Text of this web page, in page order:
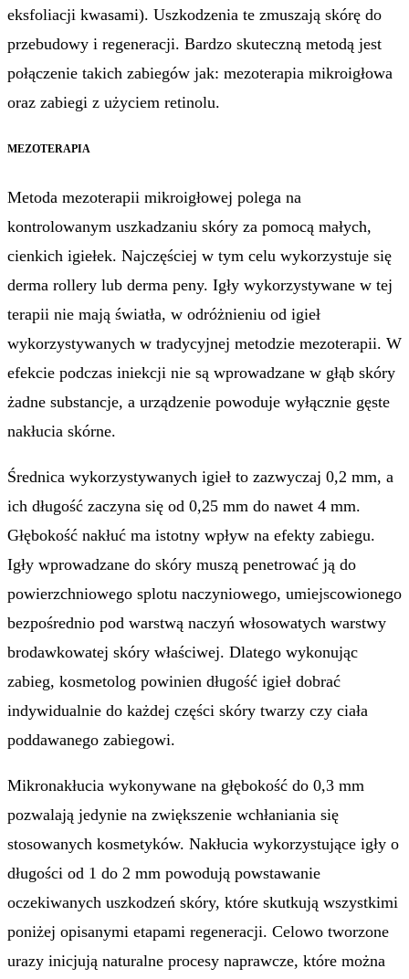
eksfoliacji kwasami). Uszkodzenia te zmuszają skórę do
przebudowy i regeneracji. Bardzo skuteczną metodą jest
połączenie takich zabiegów jak: mezoterapia mikroigłowa
oraz zabiegi z użyciem retinolu.
MEZOTERAPIA
Metoda mezoterapii mikroigłowej polega na
kontrolowanym uszkadzaniu skóry za pomocą małych,
cienkich igiełek. Najczęściej w tym celu wykorzystuje się
derma rollery lub derma peny. Igły wykorzystywane w tej
terapii nie mają światła, w odróżnieniu od igieł
wykorzystywanych w tradycyjnej metodzie mezoterapii. W
efekcie podczas iniekcji nie są wprowadzane w głąb skóry
żadne substancje, a urządzenie powoduje wyłącznie gęste
nakłucia skórne.
Średnica wykorzystywanych igieł to zazwyczaj 0,2 mm, a
ich długość zaczyna się od 0,25 mm do nawet 4 mm.
Głębokość nakłuć ma istotny wpływ na efekty zabiegu.
Igły wprowadzane do skóry muszą penetrować ją do
powierzchniowego splotu naczyniowego, umiejscowionego
bezpośrednio pod warstwą naczyń włosowatych warstwy
brodawkowatej skóry właściwej. Dlatego wykonując
zabieg, kosmetolog powinien długość igieł dobrać
indywidualnie do każdej części skóry twarzy czy ciała
poddawanego zabiegowi.
Mikronakłucia wykonywane na głębokość do 0,3 mm
pozwalają jedynie na zwiększenie wchłaniania się
stosowanych kosmetyków. Nakłucia wykorzystujące igły o
długości od 1 do 2 mm powodują powstawanie
oczekiwanych uszkodzeń skóry, które skutkują wszystkimi
poniżej opisanymi etapami regeneracji. Celowo tworzone
urazy inicjują naturalne procesy naprawcze, które można